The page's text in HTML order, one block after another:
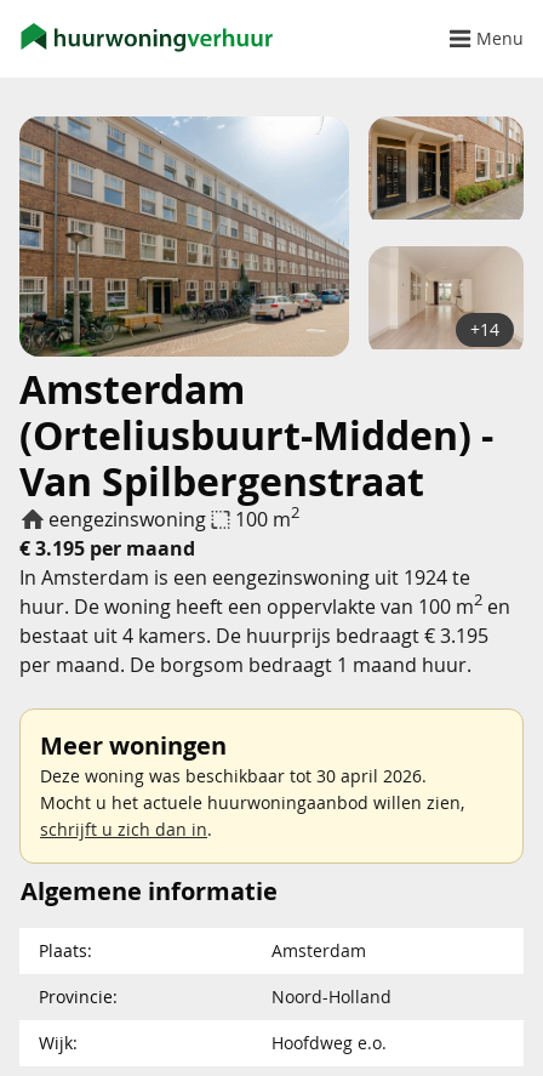
Menu
Amsterdam
(Orteliusbuurt-Midden) -
Van Spilbergenstraat
eengezinswoning 100 m2
€ 3.195 per maand
+14
In Amsterdam is een eengezinswoning uit 1924 te
huur. De woning heeft een oppervlakte van 100 m2 en
bestaat uit 4 kamers. De huurprijs bedraagt € 3.195
per maand. De borgsom bedraagt 1 maand huur.
Meer woningen
Deze woning was beschikbaar tot 30 april 2026.
Mocht u het actuele huurwoningaanbod willen zien,
schrijft u zich dan in.
Algemene informatie
Plaats:
Amsterdam
Provincie:
Noord-Holland
Wijk:
Hoofdweg e.o.